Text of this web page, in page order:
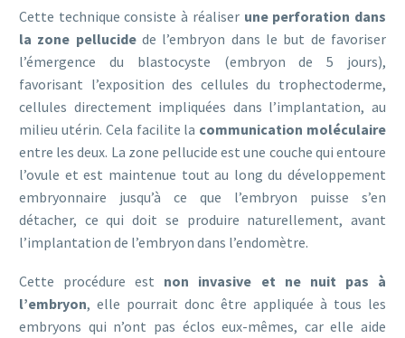
Cette technique consiste à réaliser une perforation dans
la zone pellucidede l’embryon dans le but de favoriser
l’émergence du blastocyste (embryon de 5 jours),
favorisant l’exposition des cellules du trophectoderme,
cellules directement impliquées dans l’implantation, au
milieu utérin. Cela facilite la communication moléculaire
entre les deux. La zone pellucide est une couche qui entoure
l’ovule et est maintenue tout au long du développement
embryonnaire jusqu’à ce que l’embryon puisse s’en
détacher, ce qui doit se produire naturellement, avant
l’implantation de l’embryon dans l’endomètre.
Cette procédure est non invasive et ne nuit pas à
l’embryon, elle pourrait donc être appliquée à tous les
embryons qui n’ont pas éclos eux-mêmes, car elle aide